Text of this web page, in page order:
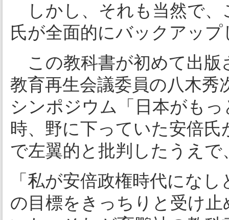
しかし、それも当然で、
氏が全面的にバックアッ
この教科書が初めて出版
教育再生会議委員の八木秀
シンポジウム「日本がも
時、野に下っていた安倍
で左翼的と批判したうえ
「私が安倍政権時代にな
の目標をきっちりと受け